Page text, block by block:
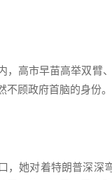
，高市早苗高举双臂
顾政府首脑的身份。
，她对着特朗普深深